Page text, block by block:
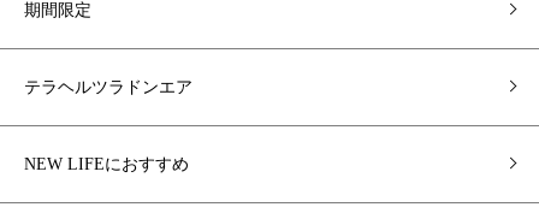
期間限定
テラヘルツラドンエア
NEW LIFEにおすすめ